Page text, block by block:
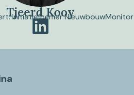
Tjeerd Kooy
Initiatiefnemer NieuwbouwMonitor